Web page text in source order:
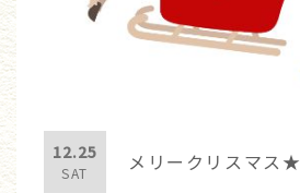
12.25
SAT メリークリスマス★